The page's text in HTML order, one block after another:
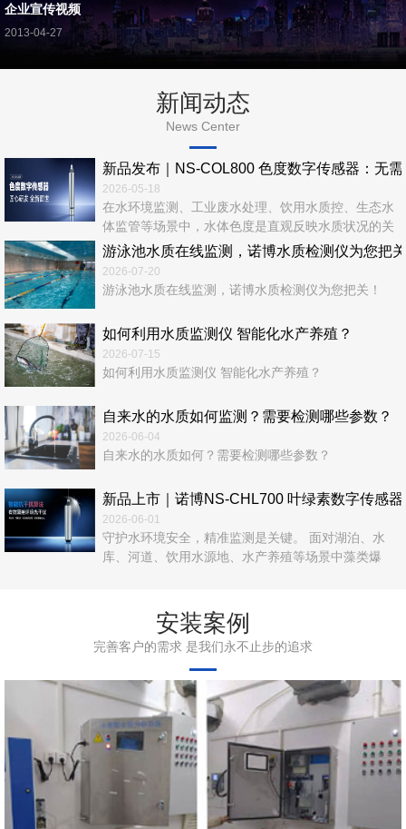
企业宣传视频
2013-04-27
新闻动态
News Center
新品发布｜NS‑COL800 色度数字传感器：无
2026-05-18
在水环境监测、工业废水处理、饮用水质控、生态水
体监管等场景中，水体色度是直观反映水质状况的关
键指标。传统色度检测依赖实验室化学法，流程繁
琐、耗时长、易产生二次污染，难以满足实时、在
线、连续、无人值守的现代监测需求。 诺博仪器全
监测...
游泳池水质在线监测，诺博水质检测仪为您把
2026-07-20
游泳池水质在线监测，诺博水质检测仪为您把关！
如何利用水质监测仪 智能化水产养殖？
2026-07-15
如何利用水质监测仪 智能化水产养殖？
自来水的水质如何监测？需要检测哪些参数？
2026-06-04
自来水的水质如何？需要检测哪些参数？
新品上市｜诺博NS‑CHL700 叶绿素数字传感
2026-06-01
守护水环境安全，精准监测是关键。 面对湖泊、水
库、河道、饮用水源地、水产养殖等场景中藻类爆
时在线管控需求。 诺博仪器自主研发，NS‑CHL700
叶绿素数字传感器正式上市！以光学荧光法为核心，
无试剂、无污染、高精度、易集成，为水体叶绿素a在
线监测提供一站式解决方案。 ...
安装案例
完善客户的需求 是我们永不止步的追求